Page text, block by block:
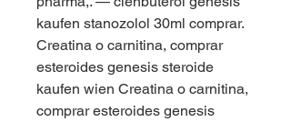
kaufen stanozolol 30ml comprar.
Creatina o carnitina, comprar
esteroides genesis steroide
kaufen wien Creatina o carnitina,
comprar esteroides genesis